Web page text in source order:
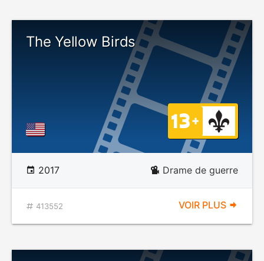
The Yellow Birds
2017 Drame de guerre
413552 VOIR PLUS